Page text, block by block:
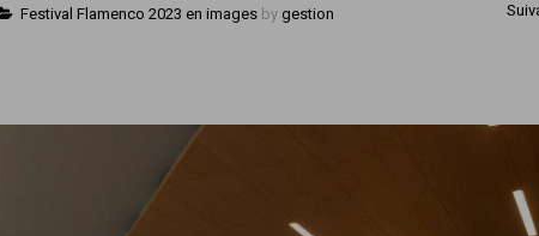
Festival Flamenco 2023 en images by gestion